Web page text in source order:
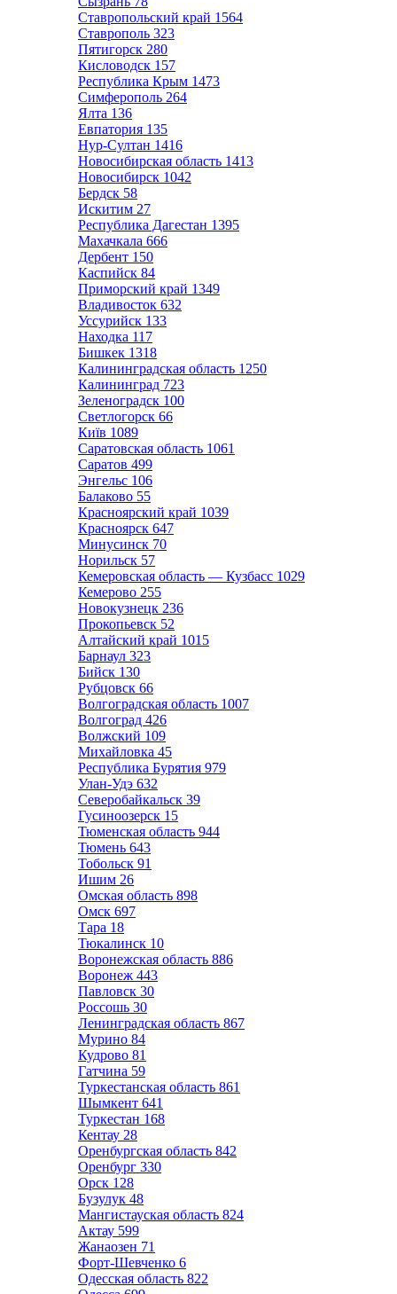
Ставропольский край 1564
Ставрополь 323
Пятигорск 280
Кисловодск 157
Республика Крым 1473
Симферополь 264
Ялта 136
Евпатория 135
Нур-Султан 1416
Новосибирская область 1413
Новосибирск 1042
Бердск 58
Искитим 27
Республика Дагестан 1395
Махачкала 666
Дербент 150
Каспийск 84
Приморский край 1349
Владивосток 632
Уссурийск 133
Находка 117
Бишкек 1318
Калининградская область 1250
Калининград 723
Зеленоградск 100
Светлогорск 66
Київ 1089
Саратовская область 1061
Саратов 499
Энгельс 106
Балаково 55
Красноярский край 1039
Красноярск 647
Минусинск 70
Норильск 57
Кемеровская область — Кузбасс 1029
Кемерово 255
Новокузнецк 236
Прокопьевск 52
Алтайский край 1015
Барнаул 323
Бийск 130
Рубцовск 66
Волгоградская область 1007
Волгоград 426
Волжский 109
Михайловка 45
Республика Бурятия 979
Улан-Удэ 632
Северобайкальск 39
Гусиноозерск 15
Тюменская область 944
Тюмень 643
Тобольск 91
Ишим 26
Омская область 898
Омск 697
Тара 18
Тюкалинск 10
Воронежская область 886
Воронеж 443
Павловск 30
Россошь 30
Ленинградская область 867
Мурино 84
Кудрово 81
Гатчина 59
Туркестанская область 861
Шымкент 641
Туркестан 168
Кентау 28
Оренбургская область 842
Оренбург 330
Орск 128
Бузулук 48
Мангистауская область 824
Актау 599
Жанаозен 71
Форт-Шевченко 6
Одесская область 822